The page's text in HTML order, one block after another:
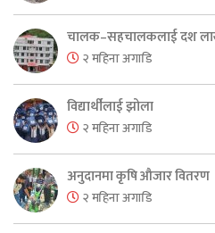
चालक–सहचालकलाई दश
२ महिना अगाडि
विद्यार्थीलाई झोला
२ महिना अगाडि
अनुदानमा कृषि औजार वितरण
२ महिना अगाडि